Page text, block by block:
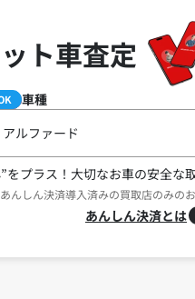
ト車査定
須 車種
アルファード
プラス！ 大切なお車の安全な
んしん決済導入済みの買取店のみのお
あんしん決済とは